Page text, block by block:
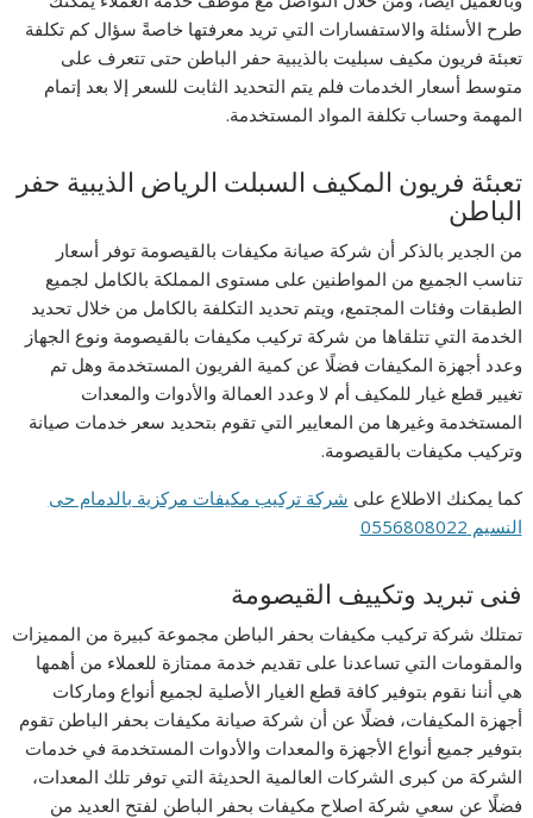
طرح الأسئلة والاستفسارات التي تريد معرفتها خاصةً سؤال كم تكلفة
تعبئة فريون مكيف سبليت بالذيبية حفر الباطن حتى تتعرف على
متوسط أسعار الخدمات فلم يتم التحديد الثابت للسعر إلا بعد إتمام
المهمة وحساب تكلفة المواد المستخدمة.
تعبئة فريون المكيف السبلت الرياض الذيبية حفر
الباطن
من الجدير بالذكر أن شركة صيانة مكيفات بالقيصومة توفر أسعار
تناسب الجميع من المواطنين على مستوى المملكة بالكامل لجميع
الطبقات وفئات المجتمع، ويتم تحديد التكلفة بالكامل من خلال تحديد
الخدمة التي تتلقاها من شركة تركيب مكيفات بالقيصومة ونوع الجهاز
وعدد أجهزة المكيفات فضلًا عن كمية الفريون المستخدمة وهل تم
تغيير قطع غيار للمكيف أم لا وعدد العمالة والأدوات والمعدات
المستخدمة وغيرها من المعايير التي تقوم بتحديد سعر خدمات صيانة
وتركيب مكيفات بالقيصومة.
كما يمكنك الاطلاع على شركة تركيب مكيفات مركزية بالدمام حى
النسيم 0556808022
فنى تبريد وتكييف القيصومة
تمتلك شركة تركيب مكيفات بحفر الباطن مجموعة كبيرة من المميزات
والمقومات التي تساعدنا على تقديم خدمة ممتازة للعملاء من أهمها
هي أننا نقوم بتوفير كافة قطع الغيار الأصلية لجميع أنواع وماركات
أجهزة المكيفات، فضلًا عن أن شركة صيانة مكيفات بحفر الباطن تقوم
بتوفير جميع أنواع الأجهزة والمعدات والأدوات المستخدمة في خدمات
الشركة من كبرى الشركات العالمية الحديثة التي توفر تلك المعدات،
فضلًا عن سعي شركة اصلاح مكيفات بحفر الباطن لفتح العديد من